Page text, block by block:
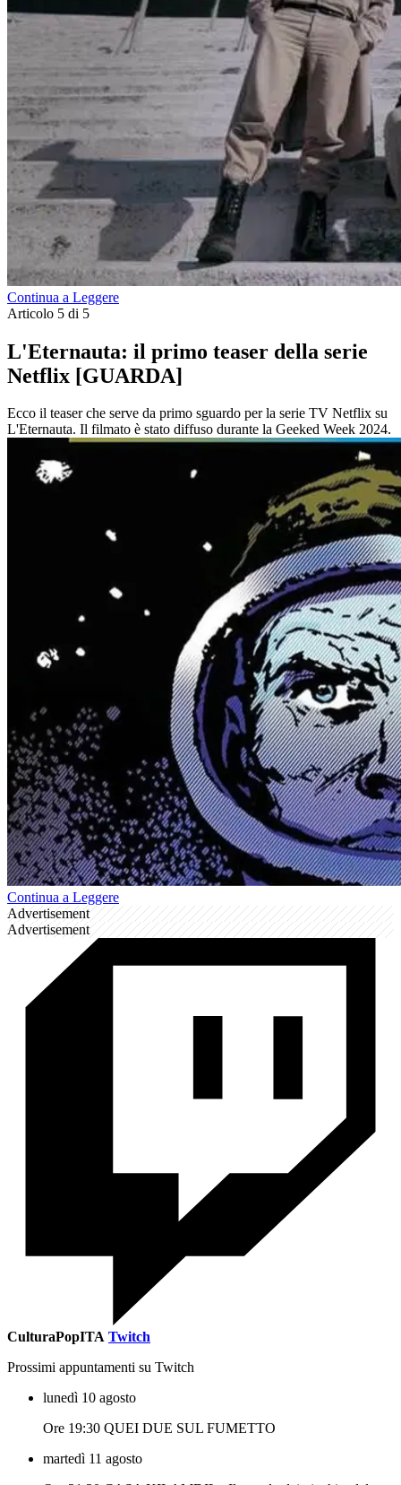
Continua a Leggere
Articolo 5 di 5
L'Eternauta: il primo teaser della serie
Netflix [GUARDA]
Ecco il teaser che serve da primo sguardo per la serie TV Netflix su
L'Eternauta. Il filmato è stato diffuso durante la Geeked Week 2024.
Continua a Leggere
Advertisement
Advertisement
CulturaPopITA Twitch
Prossimi appuntamenti su Twitch
lunedì 10 agosto
Ore 19:30 QUEI DUE SUL FUMETTO
martedì 11 agosto